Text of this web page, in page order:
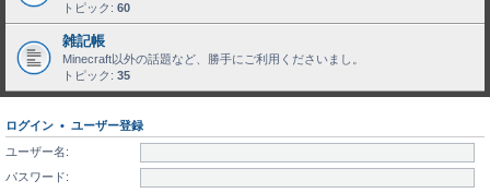
トピック: 60
雑記帳
Minecraft以外の話題など、勝手にご利用くださいまし。
トピック: 35
ログイン • ユーザー登録
ユーザー名:
パスワード: